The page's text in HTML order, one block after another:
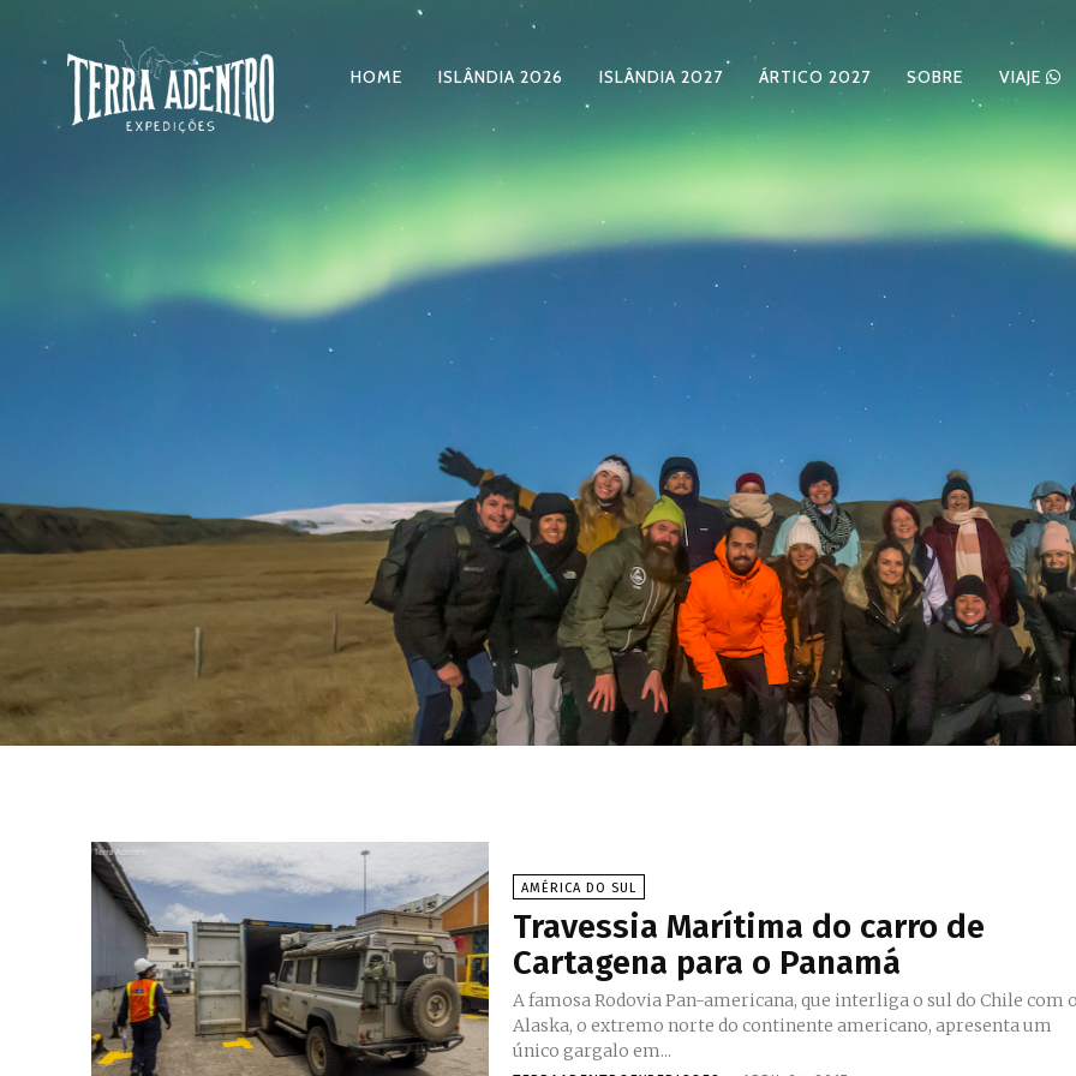
HOME ISLÂNDIA 2026 ISLÂNDIA 2027 ÁRTICO 2027 SOBRE VIAJE
AMÉRICA DO SUL
Travessia Marítima do carro de
Cartagena para o Panamá
A famosa Rodovia Pan-americana, que interliga o sul do Chile com
Alaska, o extremo norte do continente americano, apresenta um
único gargalo em...